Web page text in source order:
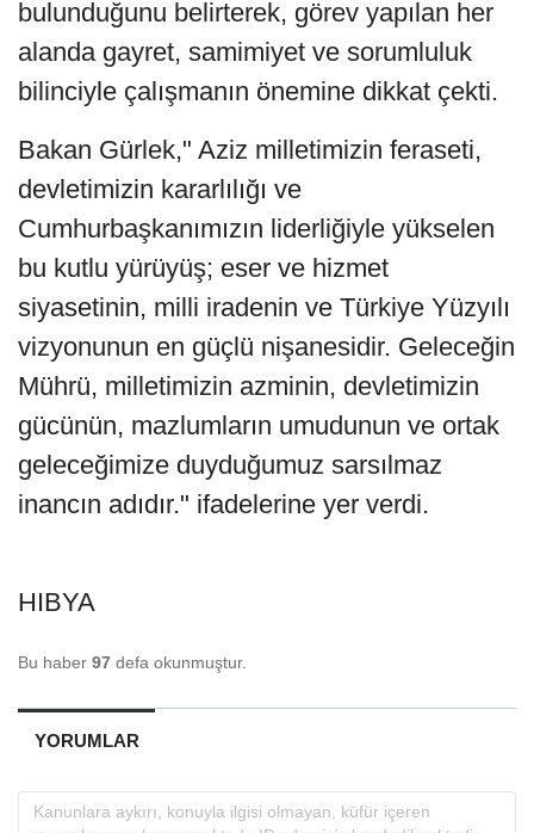
bulunduğunu belirterek, görev yapılan her
alanda gayret, samimiyet ve sorumluluk
bilinciyle çalışmanın önemine dikkat çekti.
Bakan Gürlek," Aziz milletimizin feraseti,
devletimizin kararlılığı ve
Cumhurbaşkanımızın liderliğiyle yükselen
bu kutlu yürüyüş; eser ve hizmet
siyasetinin, milli iradenin ve Türkiye Yüzyılı
vizyonunun en güçlü nişanesidir. Geleceğin
Mührü, milletimizin azminin, devletimizin
gücünün, mazlumların umudunun ve ortak
geleceğimize duyduğumuz sarsılmaz
inancın adıdır." ifadelerine yer verdi.
HIBYA
Bu haber 97 defa okunmuştur.
YORUMLAR